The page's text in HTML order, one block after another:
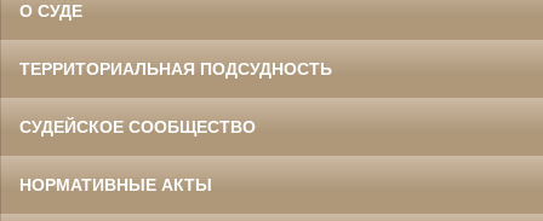
О СУДЕ
ТЕРРИТОРИАЛЬНАЯ ПОДСУДНОСТЬ
СУДЕЙСКОЕ СООБЩЕСТВО
НОРМАТИВНЫЕ АКТЫ